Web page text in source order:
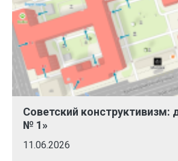
Советский конструктивизм:
№ 1»
11.06.2026